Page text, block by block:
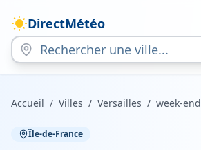
DirectMétéo
Accueil / Villes / Versailles / week-end
Île-de-France